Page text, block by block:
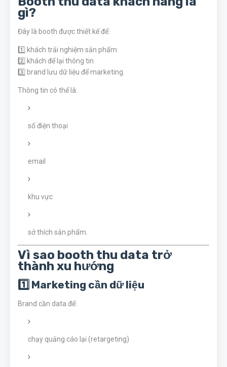
gì?
Đây là booth được thiết kế để:
1️⃣ khách trải nghiệm sản phẩm
2️⃣ khách để lại thông tin
3️⃣ brand lưu dữ liệu để marketing.
Thông tin có thể là:
số điện thoại
email
khu vực
sở thích sản phẩm.
Vì sao booth thu data trở
thành xu hướng
1️⃣ Marketing cần dữ liệu
Brand cần data để:
chạy quảng cáo lại (retargeting)